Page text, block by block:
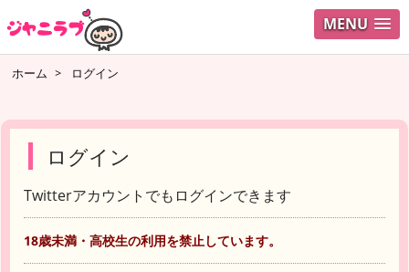
MENU
ホーム > ログイン
ログイン
Twitterアカウントでもログインできます
18歳未満・高校生の利用を禁止しています。